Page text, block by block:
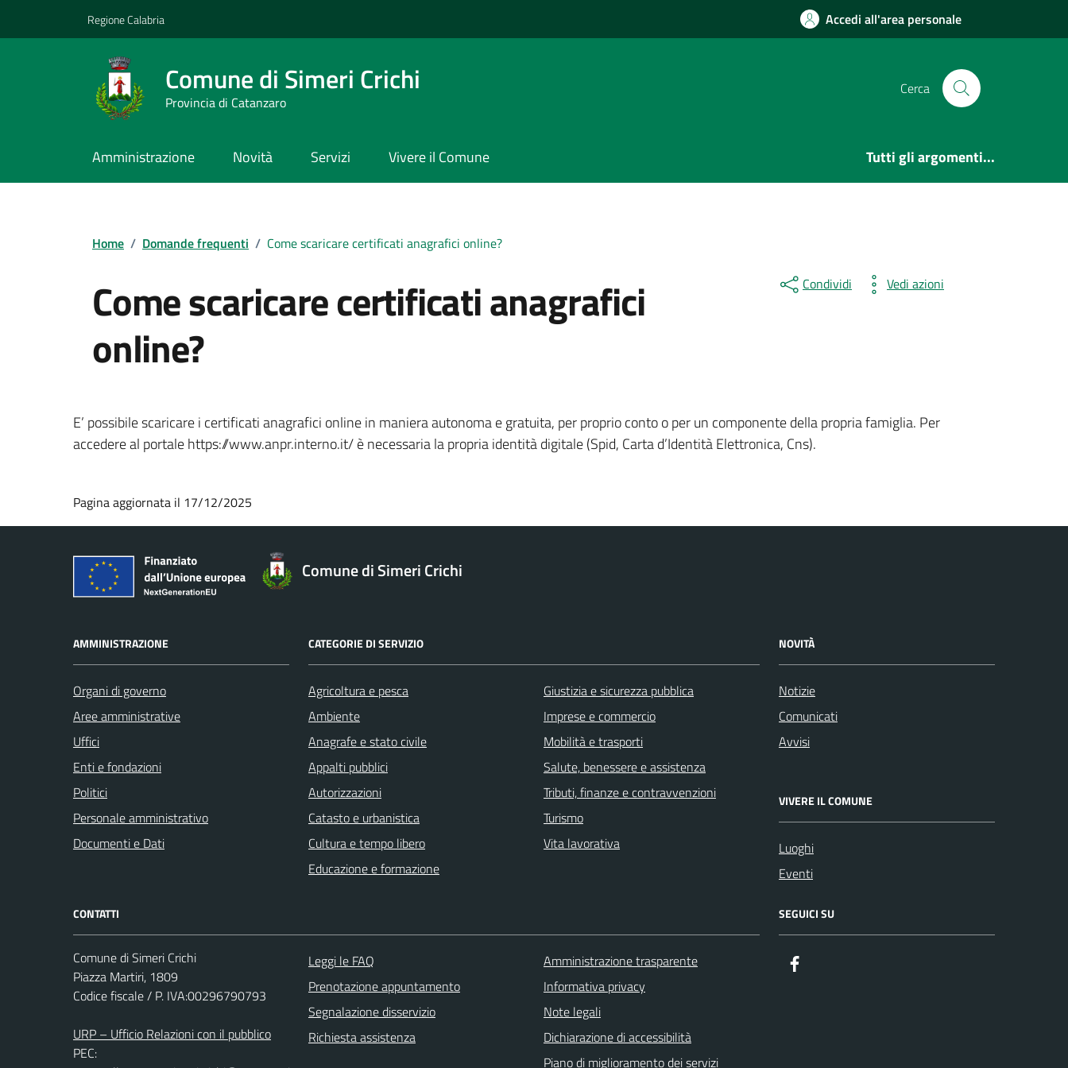
Regione Calabria Accedi all'area personale
Comune di Simeri Crichi
Provincia di Catanzaro
Cerca
Amministrazione Novità Servizi Vivere il Comune Tutti gli argomenti...
Home / Domande frequenti / Come scaricare certificati anagrafici online?
Come scaricare certificati anagrafici
online?
Condividi Vedi azioni
E’ possibile scaricare i certificati anagrafici online in maniera autonoma e gratuita, per proprio conto o per un componente della propria famiglia. Per
accedere al portale https://www.anpr.interno.it/ è necessaria la propria identità digitale (Spid, Carta d’Identità Elettronica, Cns).
Pagina aggiornata il 17/12/2025
Comune di Simeri Crichi
AMMINISTRAZIONE
Organi di governo
Aree amministrative
Uffici
Enti e fondazioni
Politici
Personale amministrativo
Documenti e Dati
CATEGORIE DI SERVIZIO
Agricoltura e pesca
Ambiente
Anagrafe e stato civile
Appalti pubblici
Autorizzazioni
Catasto e urbanistica
Cultura e tempo libero
Educazione e formazione
Giustizia e sicurezza pubblica
Imprese e commercio
Mobilità e trasporti
Salute, benessere e assistenza
Tributi, finanze e contravvenzioni
Turismo
Vita lavorativa
NOVITÀ
Notizie
Comunicati
Avvisi
VIVERE IL COMUNE
Luoghi
Eventi
CONTATTI
Comune di Simeri Crichi
Piazza Martiri, 1809
Codice fiscale / P. IVA:00296790793
URP – Ufficio Relazioni con il pubblico
PEC:
Leggi le FAQ
Prenotazione appuntamento
Segnalazione disservizio
Richiesta assistenza
Amministrazione trasparente
Informativa privacy
Note legali
Dichiarazione di accessibilità
Piano di miglioramento dei servizi
SEGUICI SU